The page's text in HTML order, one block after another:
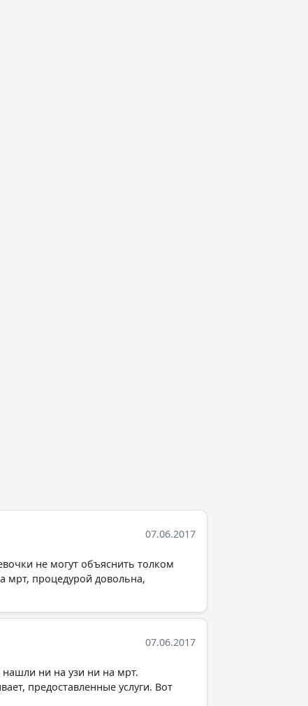
07.06.2017
не могут объяснить толком
мрт, процедурой довольна,
07.06.2017
ни на узи ни на мрт.
предоставленные услуги. Вот